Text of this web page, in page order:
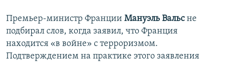
Премьер-министр Франции Мануэль Вальсне
подбирал слов, когда заявил, что Франция
находится «в войне» с терроризмом.
Подтверждением на практике этого заявления